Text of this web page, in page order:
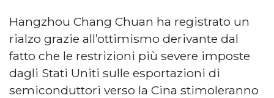
Hangzhou Chang Chuan ha registrato un
rialzo grazie all’ottimismo derivante dal
fatto che le restrizioni più severe imposte
dagli Stati Uniti sulle esportazioni di
semiconduttori verso la Cina stimoleranno